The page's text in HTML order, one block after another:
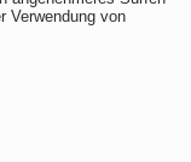
Verwendung von